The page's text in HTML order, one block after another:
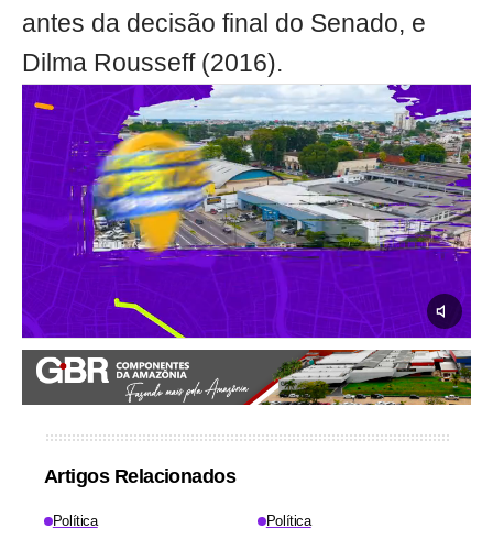
antes da decisão final do Senado, e
Dilma Rousseff (2016).
Artigos Relacionados
Política Política